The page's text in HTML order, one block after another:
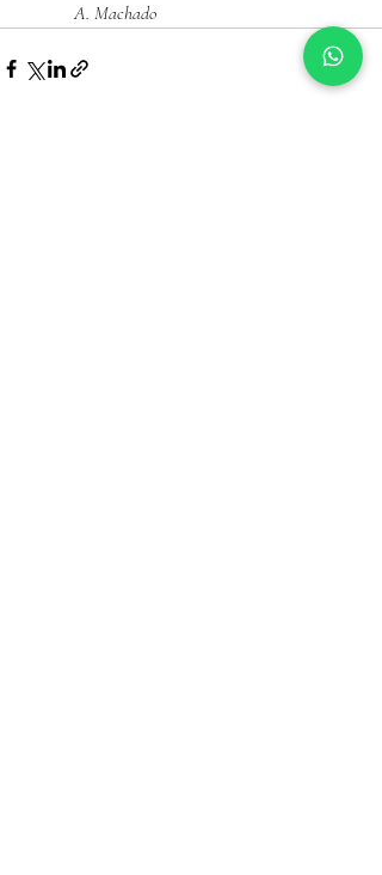
           A. Machado